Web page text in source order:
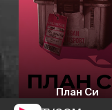
План Си